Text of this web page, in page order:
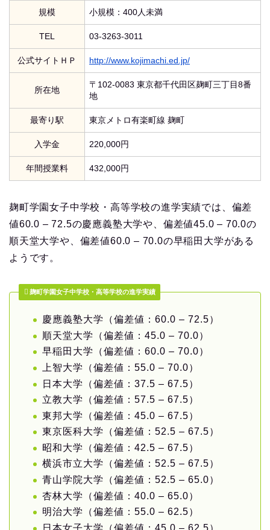
規模 小規模：400人未満
TEL 03-3263-3011
公式サイトＨＰ http://www.kojimachi.ed.jp/
所在地
〒102-0083 東京都千代田区麹町三丁目8番
地
最寄り駅 東京メトロ有楽町線 麹町
入学金 220,000円
年間授業料 432,000円
麹町学園女子中学校・高等学校の進学実績では、偏差
値60.0 – 72.5の慶應義塾大学や、偏差値45.0 – 70.0の
順天堂大学や、偏差値60.0 – 70.0の早稲田大学がある
ようです。
麹町学園女子中学校・高等学校の進学実績
慶應義塾大学（偏差値：60.0 – 72.5）
順天堂大学（偏差値：45.0 – 70.0）
早稲田大学（偏差値：60.0 – 70.0）
上智大学（偏差値：55.0 – 70.0）
日本大学（偏差値：37.5 – 67.5）
立教大学（偏差値：57.5 – 67.5）
東邦大学（偏差値：45.0 – 67.5）
東京医科大学（偏差値：52.5 – 67.5）
昭和大学（偏差値：42.5 – 67.5）
横浜市立大学（偏差値：52.5 – 67.5）
青山学院大学（偏差値：52.5 – 65.0）
杏林大学（偏差値：40.0 – 65.0）
明治大学（偏差値：55.0 – 62.5）
日本女子大学（偏差値：45.0 – 62.5）